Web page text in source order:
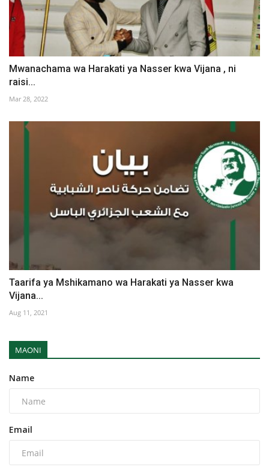
Mwanachama wa Harakati ya Nasser kwa Vijana , ni
raisi...
Mar 28, 2022
Taarifa ya Mshikamano wa Harakati ya Nasser kwa
Vijana...
Aug 11, 2021
MAONI
Name
Email